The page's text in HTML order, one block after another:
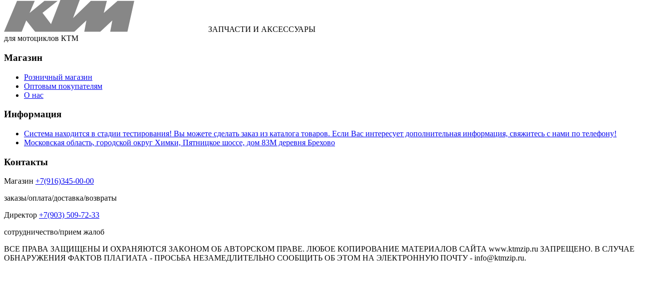
ЗАПЧАСТИ И АКСЕССУАРЫ
для мотоциклов КТМ
Магазин
Розничный магазин
Оптовым покупателям
О нас
Информация
Система находится в стадии тестирования! Вы можете сделать заказ из каталога товаров. Если Вас интересует дополнительная информация, свяжитесь с нами по телефону!
Московская область, городской округ Химки, Пятницкое шоссе, дом 83М деревня Брехово
Контакты
Магазин +7(916)345-00-00
заказы/оплата/доставка/возвраты
Директор +7(903) 509-72-33
сотрудничество/прием жалоб
ВСЕ ПРАВА ЗАЩИЩЕНЫ И ОХРАНЯЮТСЯ ЗАКОНОМ ОБ АВТОРСКОМ ПРАВЕ. ЛЮБОЕ КОПИРОВАНИЕ МАТЕРИАЛОВ САЙТА www.ktmzip.ru ЗАПРЕЩЕНО. В СЛУЧАЕ
ОБНАРУЖЕНИЯ ФАКТОВ ПЛАГИАТА - ПРОСЬБА НЕЗАМЕДЛИТЕЛЬНО СООБЩИТЬ ОБ ЭТОМ НА ЭЛЕКТРОННУЮ ПОЧТУ - info@ktmzip.ru.